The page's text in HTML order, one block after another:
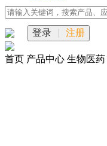
登录 注册
首页 产品中心 生物医药